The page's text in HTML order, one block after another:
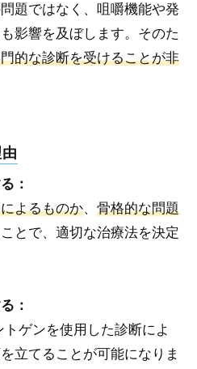
題ではなく、咀嚼機能や発
影響を及ぼします。そのた
的な診断を受けることが非
：
よるものか、 骨格的な問題
とで、適切な治療法を決定
：
ゲンを使用した診断によ
立てることが可能になりま